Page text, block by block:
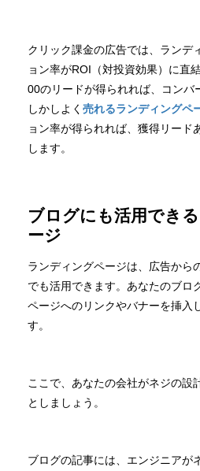
クリック課金の広告では、ランデ
ョン率がROI（対投資効果）に直
00のリードが得られれば、コンバ
しかしよく 売れるランディングペ
ョン率が得られれば、獲得リード
します。
ブログにも活用でき
ージ
ランディングページは、広告から
でも活用できます。あなたのブロ
ページへのリンクやバナーを挿入
す。
ここで、あなたの会社がネジの設
としましょう。
ブログの記事には、エンジニアが